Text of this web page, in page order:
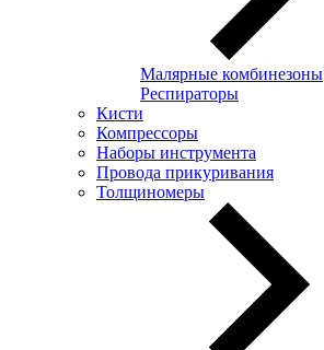
Малярные комбинезоны
Респираторы
Кисти
Компрессоры
Наборы инструмента
Провода прикуривания
Толщиномеры